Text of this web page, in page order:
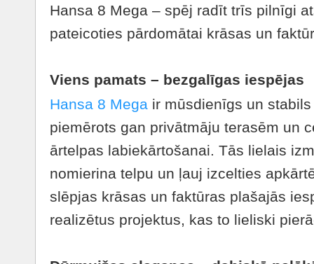
Hansa 8 Mega – spēj radīt trīs pilnīgi
pateicoties pārdomātai krāsas un
Viens pamats – bezgalīgas iespējas
Hansa 8 Mega ir mūsdienīgs un
piemērots gan privātmāju terasēm un
ārtelpas labiekārtošanai. Tās lielais
nomierina telpu un ļauj izcelties
slēpjas krāsas un faktūras plašajās
realizētus projektus, kas to lieliski